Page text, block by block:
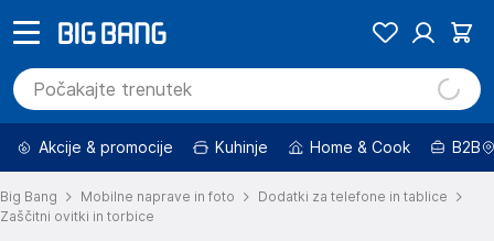
Akcije & promocije Kuhinje Home & Cook B2B
Big Bang Mobilne naprave in foto
Dodatki za telefone in tablice
Zaščitni ovitki in torbice